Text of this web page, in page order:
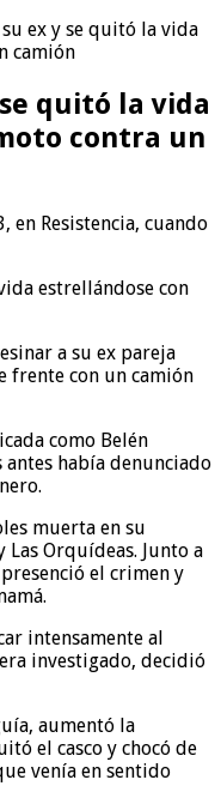
su ex y se quitó la vida
camión
quitó la vida
contra un
en Resistencia, cuando
a su ex pareja
frente con un camión
como Belén
había denunciado
muerta en su
Orquídeas. Junto a
el crimen y
intensamente al
investigado, decidió
aumentó la
el casco y chocó de
venía en sentido